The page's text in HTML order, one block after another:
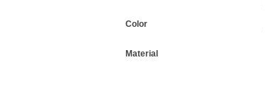
Color
Material